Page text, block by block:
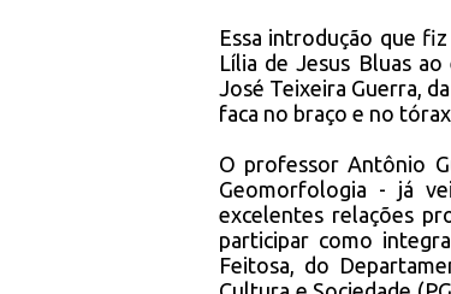
Essa introdução que
Lília de Jesus Bluas
José Teixeira Guerra,
faca no braço e no
O professor Antônio
Geomorfologia - já
excelentes relações
participar como
Feitosa, do